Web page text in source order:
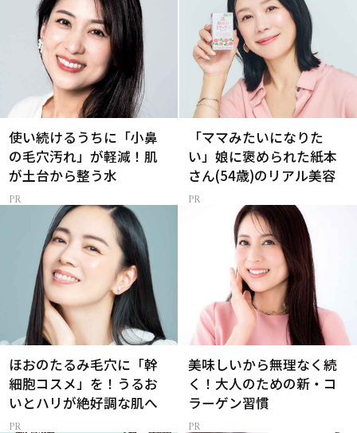
使い続けるうちに「小鼻
の毛穴汚れ」が軽減！肌
が土台から整う水
「ママみたいになりた
い」娘に褒められた紙本
さん(54歳)のリアル美容
ほおのたるみ毛穴に「幹
細胞コスメ」を！うるお
いとハリが絶好調な肌へ
美味しいから無理なく続
く！大人のための新・コ
ラーゲン習慣